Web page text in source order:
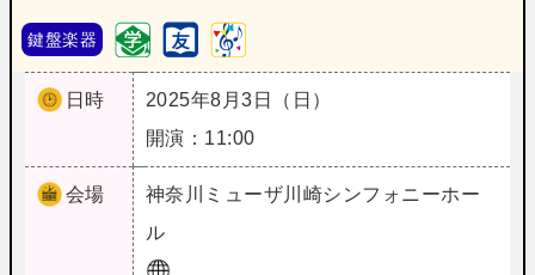
鍵盤楽器
日時
2025年8月3日（日）
開演：11:00
会場 神奈川
ミューザ川崎シンフォニーホー
ル